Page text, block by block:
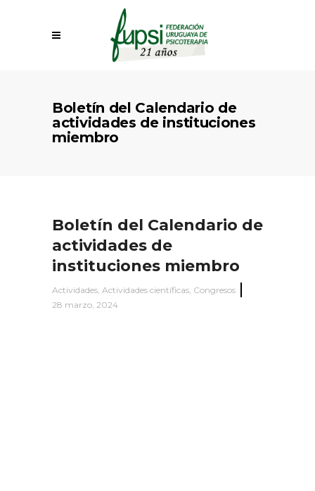
Boletín del Calendario de
actividades de instituciones
miembro
Boletín del Calendario de
actividades de
instituciones miembro
Actividades, Actividades científicas, Congresos
28 marzo, 2024